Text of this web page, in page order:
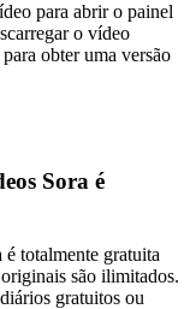
para abrir o painel
o vídeo
obter uma versão
Sora é
é totalmente gratuita
são ilimitados.
gratuitos ou